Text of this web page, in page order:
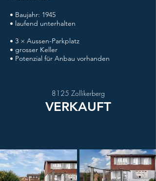
• Baujahr: 1945
• laufend unterhalten
• 3 × Aussen-Parkplatz
• grosser Keller
• Potenzial für Anbau vorhanden
8125 Zollikerberg
VERKAUFT